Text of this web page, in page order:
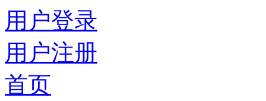
用户登录
用户注册
首页